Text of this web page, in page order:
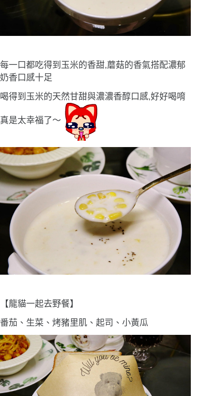
每一口都吃得到玉米的香甜,蘑菇的香氣搭配濃郁
奶香口感十足
喝得到玉米的天然甘甜與濃濃香醇口感,好好喝唷
真是太幸福了〜
【龍貓一起去野餐】
番茄、生菜、烤豬里肌、起司、小黃瓜